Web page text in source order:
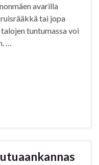
avarilla
tai jopa
tuntumassa voi
…